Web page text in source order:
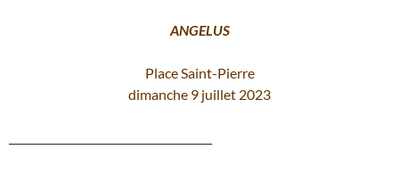
ANGELUS
Place Saint-Pierre
dimanche 9 juillet 2023